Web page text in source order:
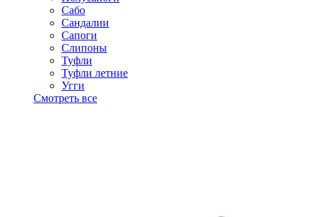
Сабо
Сандалии
Сапоги
Слипоны
Туфли
Туфли летние
Угги
Смотреть все